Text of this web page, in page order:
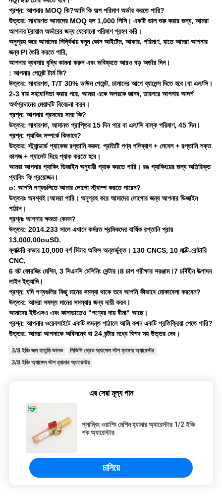
প্রশ্ন: আপনার MOQ কি?আমি কি অল্প পরিমাণ অর্ডার করতে পারি?
উত্তর: সাধারণত আমাদের MOQ হল 1,000 পিসি। একটি ভাল শুরু করার জন্য, আমরা
আপনার ট্রায়াল অর্ডারের জন্য যেকোনো পরিমাণ গ্রহণ করি।
অনুগ্রহ করে আমাদের নির্দ্বিধায় বলুন কোন আইটেম, আকার, পরিমাণ, যাতে আমরা আপনার
জন্য Pl তৈরি করতে পারি,
আপনার ব্যবসার বৃদ্ধি কামনা করুন এবং ভবিষ্যতে আরও বড় অর্ডার দিন।
: আপনার পেমেন্ট টার্ম কি?
উত্তর: সাধারণত, T/T 30% ডাউন পেমেন্ট, চালানের আগে ব্যালেন্স দিতে হবে।বা এল/সি।
2-3 বার সহযোগিতা করার পরে, আমরা একে অপরকে জানব, তারপরে আপনার আদর্শ
অর্থপ্রদানের মেয়াদটি বিবেচনা করব।
প্রশ্ন: আপনার প্রসবের সময় কি?
উত্তর: সাধারণত, আমানত প্রাপ্তির 15 দিন পরে বা এল/সি বাল্ক পরিমাণ, 45 দিন।
প্রশ্ন: প্যাকিং সম্পর্কে কিভাবে?
উত্তর: স্ট্যান্ডার্ড প্যাকেজ রপ্তানি করুন: প্রতিটি পণ্য পলিব্যাগ + লেবেল + রপ্তানি শক্ত
কাগজ + প্যালেট দিয়ে প্যাক করতে হবে।
আমরা আপনার প্যাকিং ডিজাইন অনুযায়ী প্যাক করতে পারি। রঙ প্যাকিংয়ের জন্য অতিরিক্ত
প্যাকিং ফি প্রয়োজন।
o: আপনি পণ্যগুলিতে আমার লোগো স্ট্যাম্প করতে পারেন?
উত্তরঃ অবশ্যই।আমরা পারি। অনুগ্রহ করে আমাদের লোগোর জন্য আপনার ডিজাইন
পাঠান।
প্রশ্নঃ আপনার ক্ষমতা কেমন?
উত্তর: 2014.233 সালে এখানে কর্মরত শ্রমিকদের বার্ষিক রপ্তানি প্রায়
13,000,00ouSD.
ফ্যাক্টরি কভার 10,000 বর্গ মিটার অফিস অন্তর্ভুক্ত। 130 CNCS, 10 মাল্টি-রোটারি
CNC,
6 হট ফোরজিং মেশিন, 3 সিএনসি মেশিনিং সেন্টার।8 চাপ পরীক্ষার সরঞ্জাম।7 চর্বিহীন উত্পাদন
লাইন ইত্যাদি।
প্রশ্ন: যদি পণ্যগুলির কিছু মানের সমস্যা থাকে তবে আপনি কীভাবে মোকাবেলা করবেন?
উত্তর: আমরা সমস্ত মানের সমস্যার জন্য দায়ী করব।
আমাদের ইউএসএ এবং কানাডাতেও "পণ্যের দায় বীমা" আছে।
প্রশ্ন: আপনার ওয়েবসাইটে একটি তদন্ত পাঠালে আমি কখন একটি প্রতিক্রিয়া পেতে পারি?
উত্তর: আমরা আপনাকে অবিলম্বে বা 24 ঘন্টার মধ্যে বিশদ সহ উত্তর দেব।
3/8 ইঞ্চি জল হাতুড়ি ভালভ
পিভিসি থ্রেড অ্যাঙ্গেল স্টপ হ্যামার অ্যারেস্টর
3/8 ইঞ্চি অ্যাঙ্গেল স্টপ হ্যামার অ্যারেস্টর
এর সেরা মূল্য পান
প্লাম্বিং ওয়াশিং মেশিন হ্যামার অ্যারেস্টার 1/2 ইঞ্চি
শক অ্যারেস্টার
চালিয়ে